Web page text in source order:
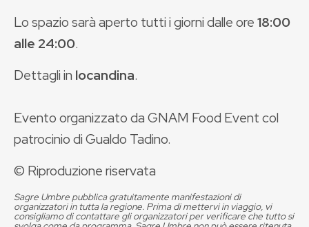
Lo spazio sarà aperto tutti i giorni dalle ore18:00
alle 24:00.
Dettagli in locandina.
Evento organizzato da GNAM Food Event col
patrocinio di Gualdo Tadino.
© Riproduzione riservata
Sagre Umbre pubblica gratuitamente manifestazioni di
organizzatori in tutta la regione. Prima di mettervi in viaggio, vi
consigliamo di contattare gli organizzatori per verificare che tutto si